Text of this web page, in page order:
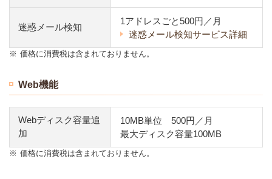
迷惑メール検知
1アドレスごと500円／月
迷惑メール検知サービス詳細
※ 価格に消費税は含まれておりません。
Web機能
Webディスク容量追
加
10MB単位 500円／月
最大ディスク容量100MB
※ 価格に消費税は含まれておりません。